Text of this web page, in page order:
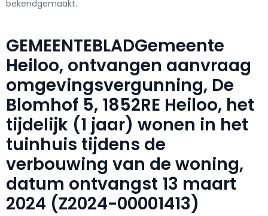
bekendgemaakt.
GEMEENTEBLADGemeente
Heiloo, ontvangen aanvraag
omgevingsvergunning, De
Blomhof 5, 1852RE Heiloo, het
tijdelijk (1 jaar) wonen in het
tuinhuis tijdens de
verbouwing van de woning,
datum ontvangst 13 maart
2024 (Z2024-00001413)